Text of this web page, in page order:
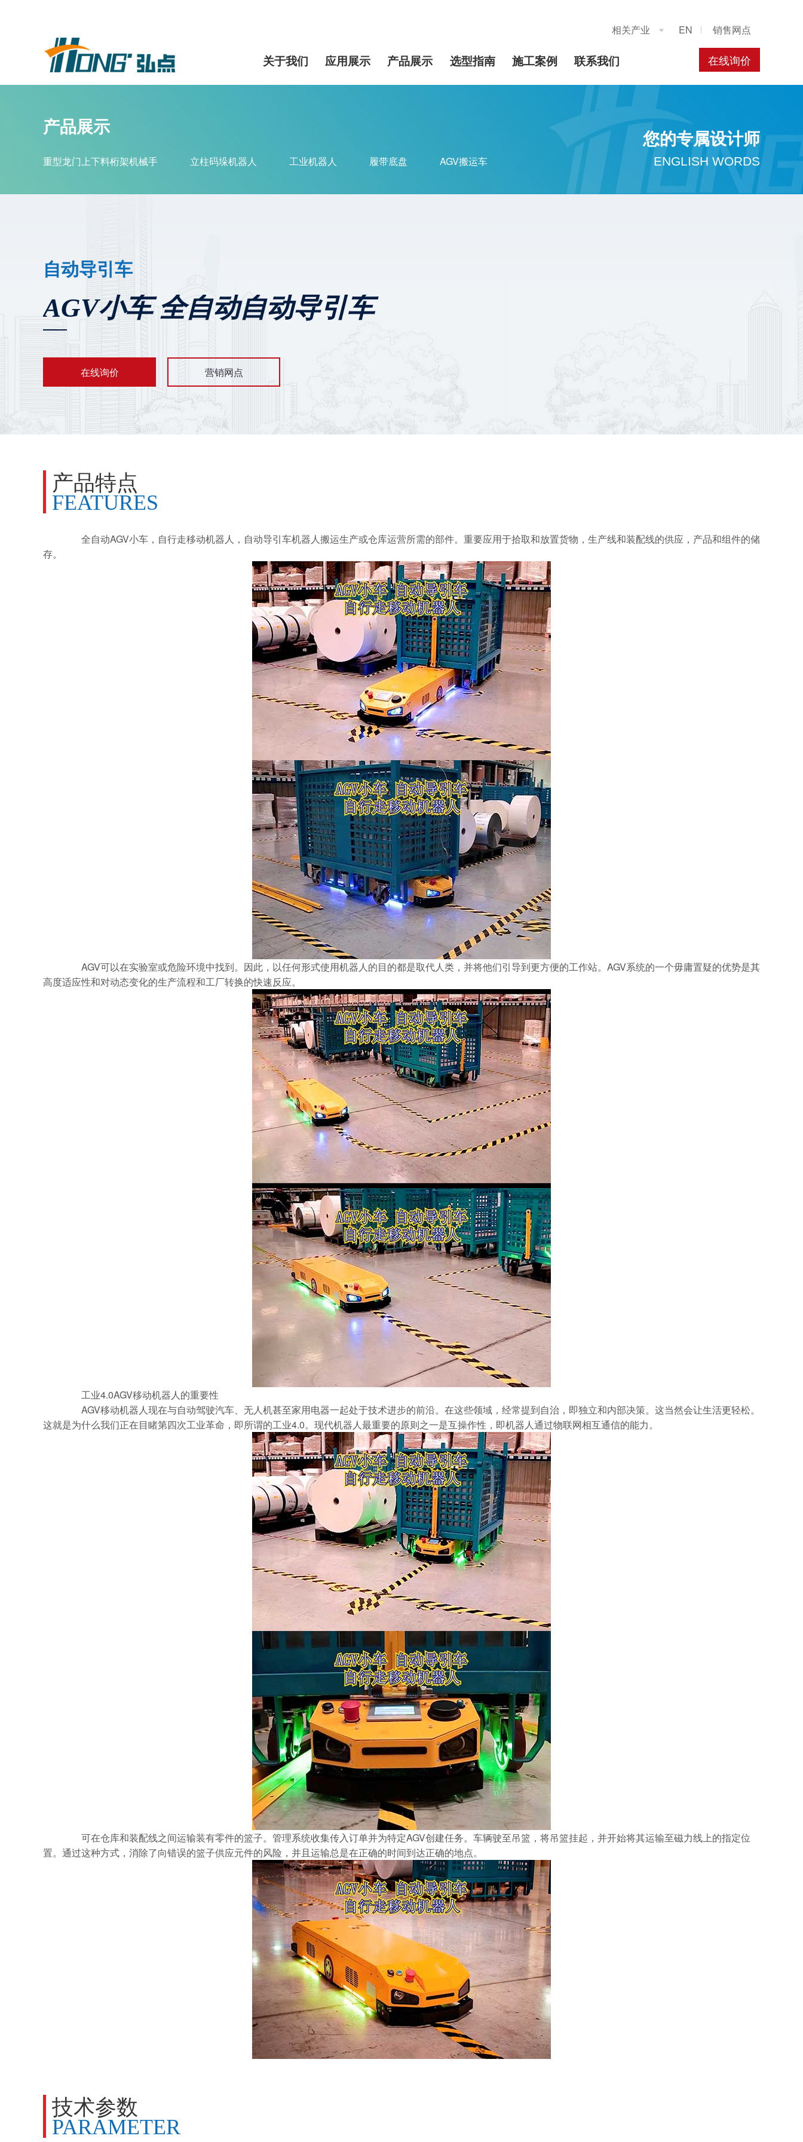
相关产业  EN 销售网点
在线询价
关于我们 应用展示 产品展示 选型指南 施工案例 联系我们
产品展示
重型龙门上下料桁架机械手 立柱码垛机器人 工业机器人 履带底盘 AGV搬运车
您的专属设计师
ENGLISH WORDS
自动导引车
AGV小车 全自动自动导引车
在线询价 营销网点
产品特点
FEATURES
全自动AGV小车，自行走移动机器人，自动导引车机器人搬运生产或仓库运营所需的部件。重要应用于拾取和放置货物，生产线和装配线的供应，产品和组件的储
存。
AGV可以在实验室或危险环境中找到。因此，以任何形式使用机器人的目的都是取代人类，并将他们引导到更方便的工作站。AGV系统的一个毋庸置疑的优势是其
高度适应性和对动态变化的生产流程和工厂转换的快速反应。
工业4.0AGV移动机器人的重要性
AGV移动机器人现在与自动驾驶汽车、无人机甚至家用电器一起处于技术进步的前沿。在这些领域，经常提到自治，即独立和内部决策。这当然会让生活更轻松。
这就是为什么我们正在目睹第四次工业革命，即所谓的工业4.0。现代机器人最重要的原则之一是互操作性，即机器人通过物联网相互通信的能力。
可在仓库和装配线之间运输装有零件的篮子。管理系统收集传入订单并为特定AGV创建任务。车辆驶至吊篮，将吊篮挂起，并开始将其运输至磁力线上的指定位
置。通过这种方式，消除了向错误的篮子供应元件的风险，并且运输总是在正确的时间到达正确的地点。
技术参数
PARAMETER